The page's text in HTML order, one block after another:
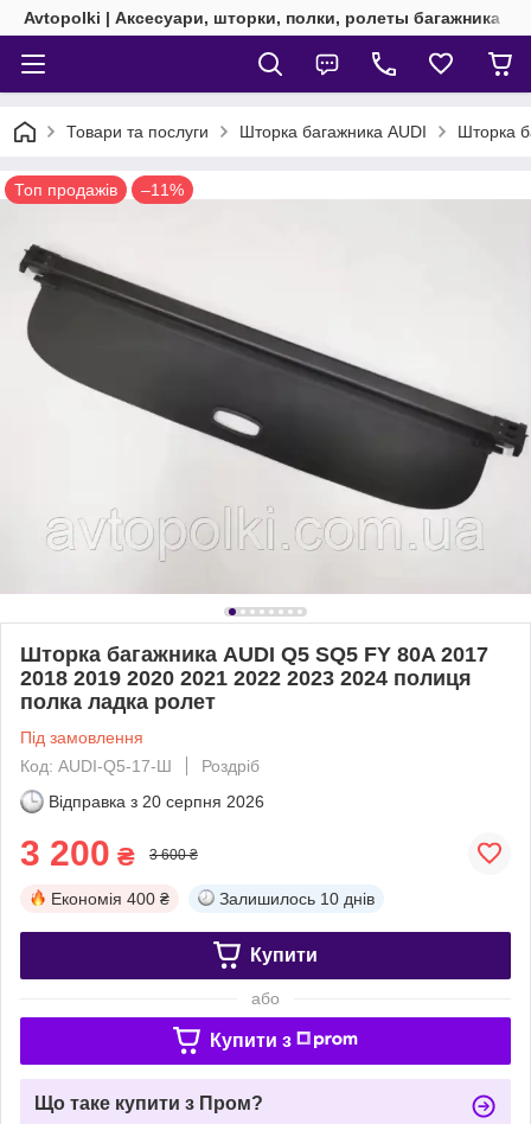
Avtopolki | Аксесуари, шторки, полки, ролеты багажника
Товари та послуги Шторка багажника AUDI Шторка
Топ продажів –11%
Шторка багажника AUDI Q5 SQ5 FY 80A 2017
2018 2019 2020 2021 2022 2023 2024 полиця
полка ладка ролет
Під замовлення
Код: AUDI-Q5-17-Ш
Роздріб
Відправка з 20 серпня 2026
3 200 ₴ 3 600 ₴
Економія 400 ₴ Залишилось 10 днів
Купити
або
Купити з
Що таке купити з Пром?